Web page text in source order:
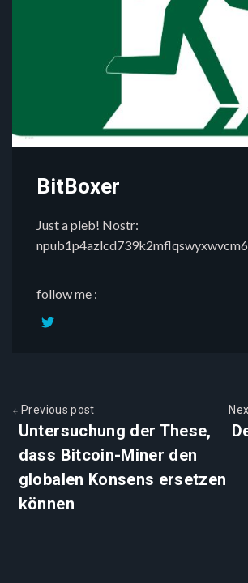
BitBoxer
Just a pleb! Nostr:
follow me :
Previous post
Untersuchung der These,
dass Bitcoin-Miner den
globalen Konsens ersetzen
können